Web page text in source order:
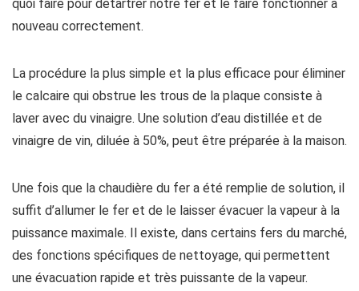
quoi faire pour détartrer notre fer et le faire fonctionner à
nouveau correctement.
La procédure la plus simple et la plus efficace pour éliminer
le calcaire qui obstrue les trous de la plaque consiste à
laver avec du vinaigre. Une solution d’eau distillée et de
vinaigre de vin, diluée à 50%, peut être préparée à la maison.
Une fois que la chaudière du fer a été remplie de solution, il
suffit d’allumer le fer et de le laisser évacuer la vapeur à la
puissance maximale. Il existe, dans certains fers du marché,
des fonctions spécifiques de nettoyage, qui permettent
une évacuation rapide et très puissante de la vapeur.